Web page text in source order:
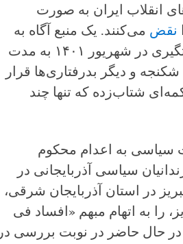
انقلاب ایران به صورت
نقض می‌کنند. یک منبع آگاه به
دیده‌بان حقوق بشر گفت که حسنی پس از دستگیری در شهریور ۱۴۰۱ به مدت
و دیگر بدرفتاری‌ها قرار
شتاب‌زده که تنها چند
سیاسی به اعدام محکوم
از زندانیان سیاسی آذربایجانی در
در تبریز در استان آذربایجان شرقی،
دانشگاه تبریز، را به اتهام مبهم «افساد فی
حال حاضر در نوبت بررسی در